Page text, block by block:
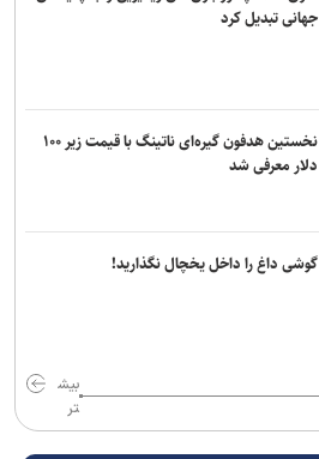
جهانی تبدیل کرد
نخستین هدفون گیره‌ای ناتینگ با قیمت زیر ۱۰۰
دلار معرفی شد
گوشی داغ را داخل یخچال نگذارید!
بیش
تر